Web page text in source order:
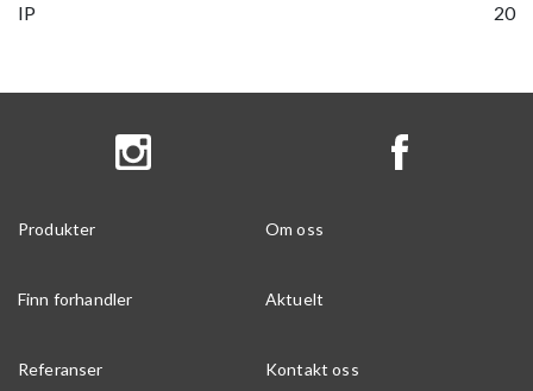
IP 20
Produkter Om oss
Finn forhandler Aktuelt
Referanser Kontakt oss